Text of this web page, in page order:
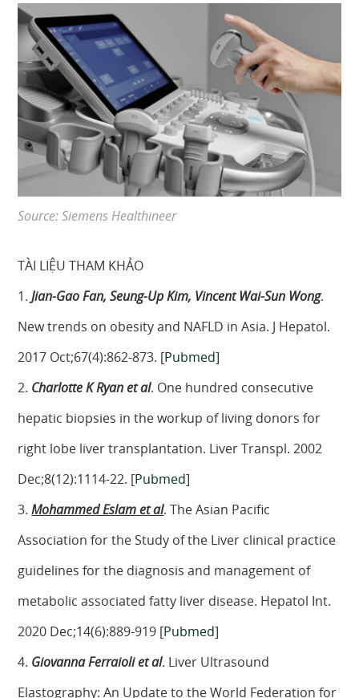
Source: Siemens Healthineer
TÀI LIỆU THAM KHẢO
1.Jian-Gao Fan, Seung-Up Kim, Vincent Wai-Sun Wong.
New trends on obesity and NAFLD in Asia. J Hepatol.
2017 Oct;67(4):862-873. [Pubmed]
2. Charlotte K Ryan et al. One hundred consecutive
hepatic biopsies in the workup of living donors for
right lobe liver transplantation. Liver Transpl. 2002
Dec;8(12):1114-22. [Pubmed]
3.Mohammed Eslam et al. The Asian Pacific
Association for the Study of the Liver clinical practice
guidelines for the diagnosis and management of
metabolic associated fatty liver disease. Hepatol Int.
2020 Dec;14(6):889-919 [Pubmed]
4. Giovanna Ferraioli et al. Liver Ultrasound
Elastography: An Update to the World Federation for